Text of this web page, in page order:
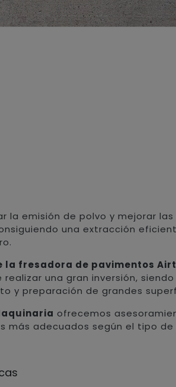
la emisión de polvo y mejorar
una extracción
la fresadora de pavimentos
realizar una gran inversión,
y preparación de grandes
ofrecemos
más adecuados según el tipo